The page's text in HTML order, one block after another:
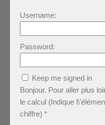
Username:
Password:
Keep me signed in
Bonjour. Pour aller plus loin, tu dois résoudre
le calcul (Indique
chiffre) *